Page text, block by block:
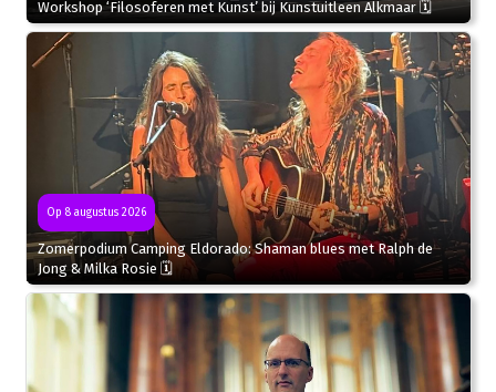
Workshop ‘Filosoferen met Kunst’ bij Kunstuitleen Alkmaar 🗓
Op 8 augustus 2026
Zomerpodium Camping Eldorado: Shaman blues met Ralph de
Jong & Milka Rosie 🗓